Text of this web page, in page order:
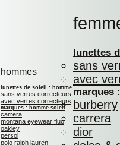
hommes
lunettes de soleil : homme
sans verres correcteurs
avec verres correcteurs
marques : homme-soleil
carrera
montana eyewear fluo
oakley
persol
polo ralph lauren
lunettes
sans
avec
marques
burberry
carrera
dior